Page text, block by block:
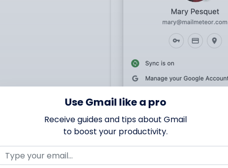
Use Gmail like a pro
Receive guides and tips about Gmail
to boost your productivity.